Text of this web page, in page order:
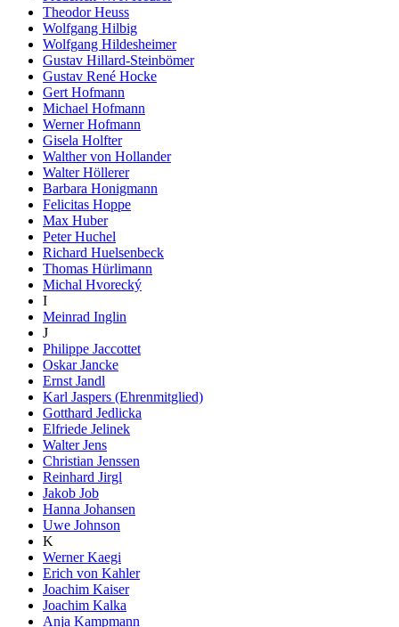
Theodor Heuss
Wolfgang Hilbig
Wolfgang Hildesheimer
Gustav Hillard-Steinbömer
Gustav René Hocke
Gert Hofmann
Michael Hofmann
Werner Hofmann
Gisela Holfter
Walther von Hollander
Walter Höllerer
Barbara Honigmann
Felicitas Hoppe
Max Huber
Peter Huchel
Richard Huelsenbeck
Thomas Hürlimann
Michal Hvorecký
I
Meinrad Inglin
J
Philippe Jaccottet
Oskar Jancke
Ernst Jandl
Karl Jaspers (Ehrenmitglied)
Gotthard Jedlicka
Elfriede Jelinek
Walter Jens
Christian Jenssen
Reinhard Jirgl
Jakob Job
Hanna Johansen
Uwe Johnson
K
Werner Kaegi
Erich von Kahler
Joachim Kaiser
Joachim Kalka
Anja Kampmann